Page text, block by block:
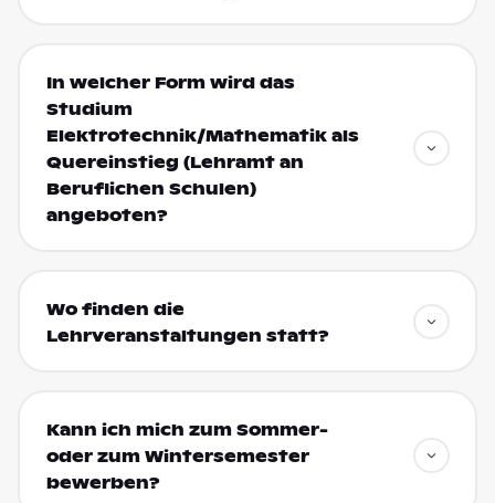
In welcher Form wird das
Studium
Elektrotechnik/Mathematik als
Quereinstieg (Lehramt an
Beruflichen Schulen)
angeboten?
Wo finden die
Lehrveranstaltungen statt?
Kann ich mich zum Sommer-
oder zum Wintersemester
bewerben?